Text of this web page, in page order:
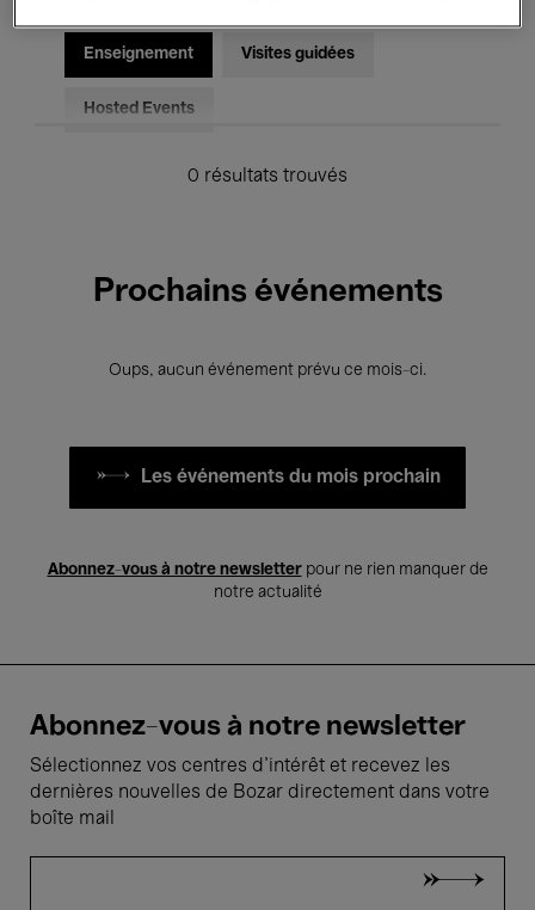
Enseignement Visites guidées
Hosted Events
0 résultats trouvés
Prochains événements
Oups, aucun événement prévu ce mois-ci.
Les événements du mois prochain
Abonnez-vous à notre newsletterpour ne rien manquer de
notre actualité
Abonnez-vous à notre newsletter
Sélectionnez vos centres d'intérêt et recevez les
dernières nouvelles de Bozar directement dans votre
boîte mail